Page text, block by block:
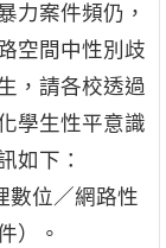
力案件頻仍，
空間中性別歧
，請各校透過
學生性平意識
如下：
數位／網路性
）。